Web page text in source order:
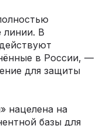
линии. В
в России, —
для защиты
нацелена на
базы для